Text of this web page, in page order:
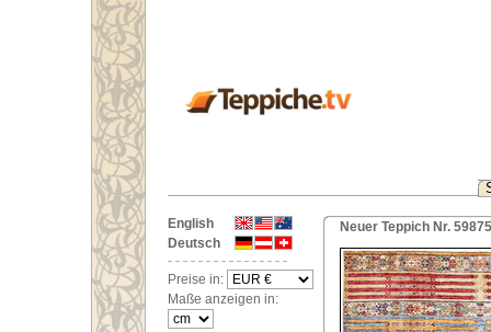
English
Deutsch
Preise in:
Maße anzeigen in:
Neuer Teppich Nr.